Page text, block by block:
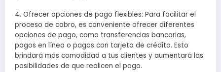
4. Ofrecer opciones de pago flexibles: Para facilitar el
proceso de cobro, es conveniente ofrecer diferentes
opciones de pago, como transferencias bancarias,
pagos en línea o pagos con tarjeta de crédito. Esto
brindará más comodidad a tus clientes y aumentará las
posibilidades de que realicen el pago.